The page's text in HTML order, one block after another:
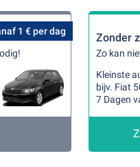
1 € per dag Zonder
Zo kan
Kleinste
bijv. Fiat
7 Dagen